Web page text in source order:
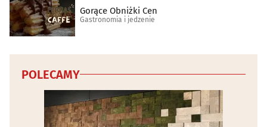
Gorące Obniżki Cen
Gastronomia i jedzenie
POLECAMY